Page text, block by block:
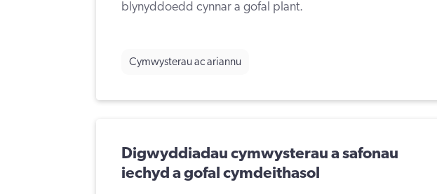
blynyddoedd cynnar a gofal plant.
Cymwysterau ac ariannu
Digwyddiadau cymwysterau a safonau
iechyd a gofal cymdeithasol